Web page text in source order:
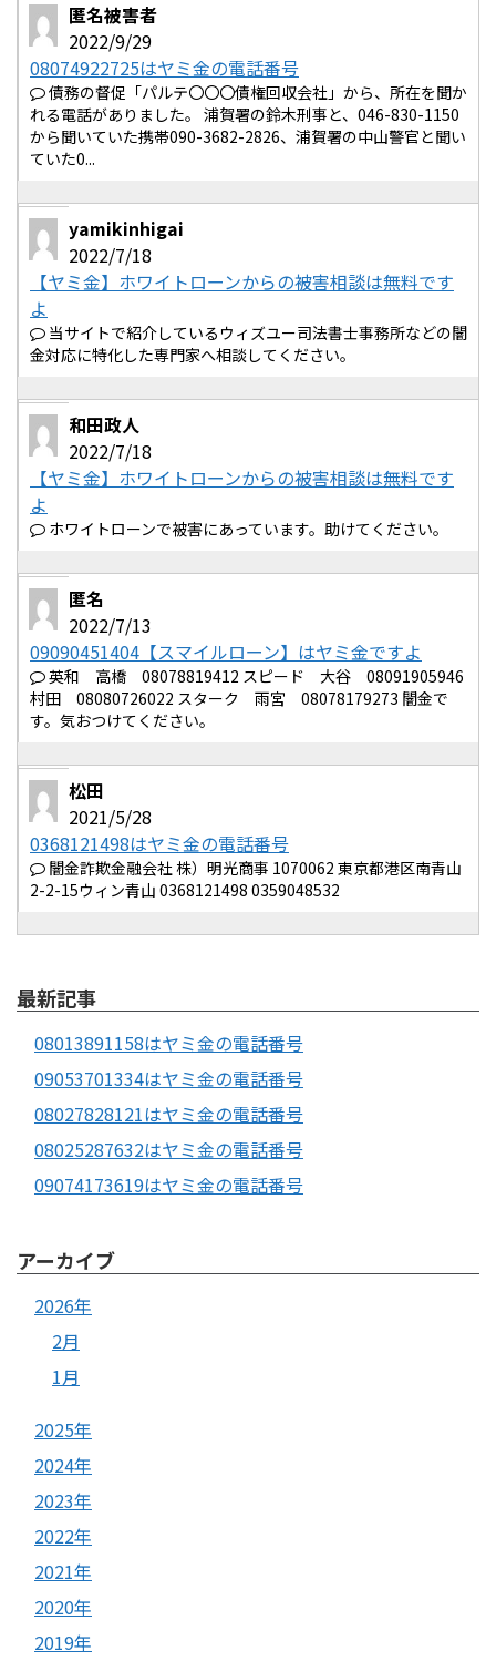
匿名被害者
2022/9/29
08074922725はヤミ金の電話番号
債務の督促「パルテ〇〇〇債権回収会社」から、所在を聞か
れる電話がありました。 浦賀署の鈴木刑事と、046-830-1150
から聞いていた携帯090-3682-2826、浦賀署の中山警官と聞い
ていた0...
yamikinhigai
2022/7/18
【ヤミ金】ホワイトローンからの被害相談は無料です
よ
当サイトで紹介しているウィズユー司法書士事務所などの闇
金対応に特化した専門家へ相談してください。
和田政人
2022/7/18
【ヤミ金】ホワイトローンからの被害相談は無料です
よ
ホワイトローンで被害にあっています。助けてください。
匿名
2022/7/13
09090451404【スマイルローン】はヤミ金ですよ
英和 高橋 08078819412 スピード 大谷 08091905946
村田 08080726022 スターク 雨宮 08078179273 闇金で
す。気おつけてください。
松田
2021/5/28
0368121498はヤミ金の電話番号
闇金詐欺金融会社 株）明光商事 1070062 東京都港区南青山
2-2-15ウィン青山 0368121498 0359048532
最新記事
08013891158はヤミ金の電話番号
09053701334はヤミ金の電話番号
08027828121はヤミ金の電話番号
08025287632はヤミ金の電話番号
09074173619はヤミ金の電話番号
アーカイブ
2026年
2月
1月
2025年
2024年
2023年
2022年
2021年
2020年
2019年